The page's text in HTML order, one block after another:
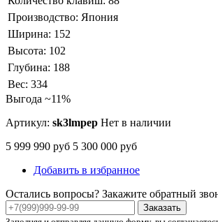
Производство: Япония
Ширина: 152
Высота: 102
Глубина: 188
Вес: 334
Выгода ~11%
Артикул: sk3lmpep Нет в наличии
5 999 990 руб 5 300 000 руб
Добавить в избранное
Остались вопросы? Закажите обратный
Заказать